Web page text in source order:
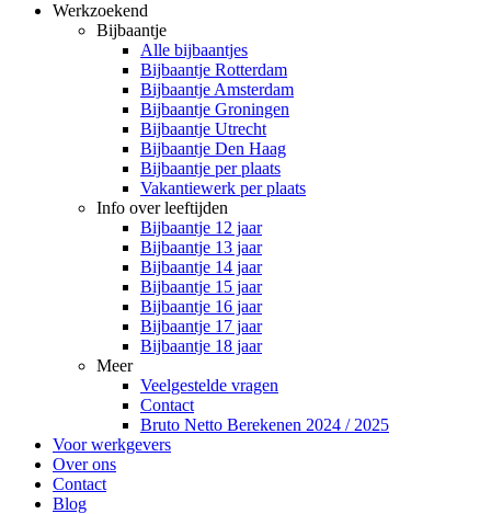
Werkzoekend
Bijbaantje
Alle bijbaantjes
Bijbaantje Rotterdam
Bijbaantje Amsterdam
Bijbaantje Groningen
Bijbaantje Utrecht
Bijbaantje Den Haag
Bijbaantje per plaats
Vakantiewerk per plaats
Info over leeftijden
Bijbaantje 12 jaar
Bijbaantje 13 jaar
Bijbaantje 14 jaar
Bijbaantje 15 jaar
Bijbaantje 16 jaar
Bijbaantje 17 jaar
Bijbaantje 18 jaar
Meer
Veelgestelde vragen
Contact
Bruto Netto Berekenen 2024 / 2025
Voor werkgevers
Over ons
Contact
Blog